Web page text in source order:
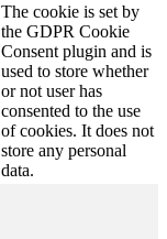
The cookie is set by
the GDPR Cookie
Consent plugin and is
used to store whether
or not user has
consented to the use
of cookies. It does not
store any personal
data.